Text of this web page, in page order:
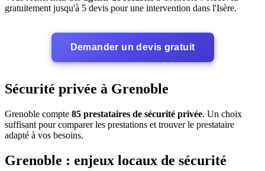
gratuitement jusqu'à 5 devis pour une intervention dans l'Isère.
Demander un devis gratuit
Sécurité privée à Grenoble
Grenoble compte 85 prestataires de sécurité privée. Un choix
suffisant pour comparer les prestations et trouver le prestataire
adapté à vos besoins.
Grenoble : enjeux locaux de sécurité